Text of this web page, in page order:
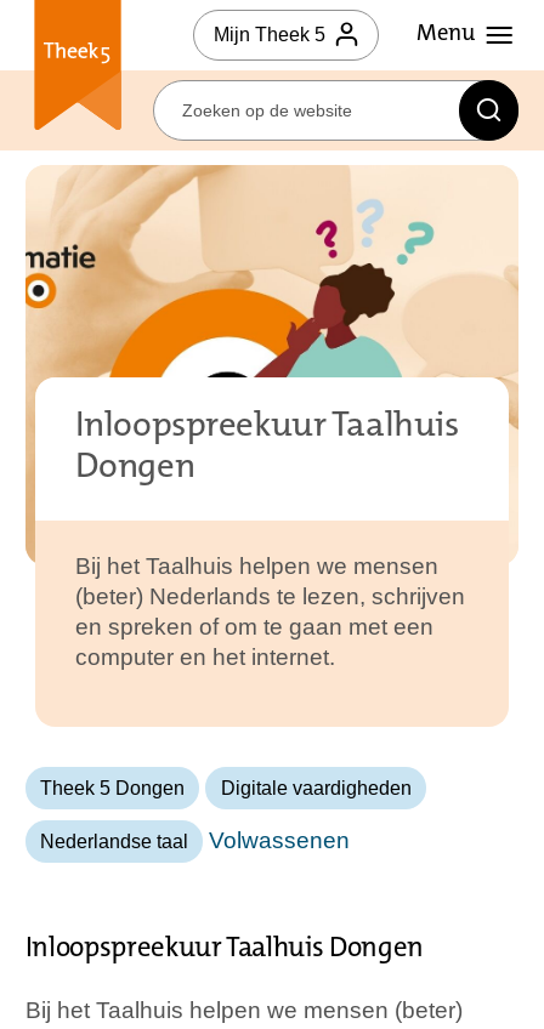
Mijn Theek 5
Inloopspreekuur Taalhuis
Dongen
Bij het Taalhuis helpen we mensen
(beter) Nederlands te lezen, schrijven
en spreken of om te gaan met een
computer en het internet.
Theek 5 Dongen Digitale vaardigheden
Nederlandse taal Volwassenen
Inloopspreekuur Taalhuis Dongen
Bij het Taalhuis helpen we mensen (beter)